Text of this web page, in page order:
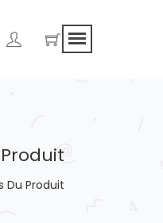
Du Produit